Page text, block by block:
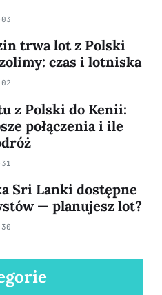
trwa lot z Polski
czas i lotniska
z Polski do Kenii:
połączenia i ile
Sri Lanki dostępne
— planujesz lot?